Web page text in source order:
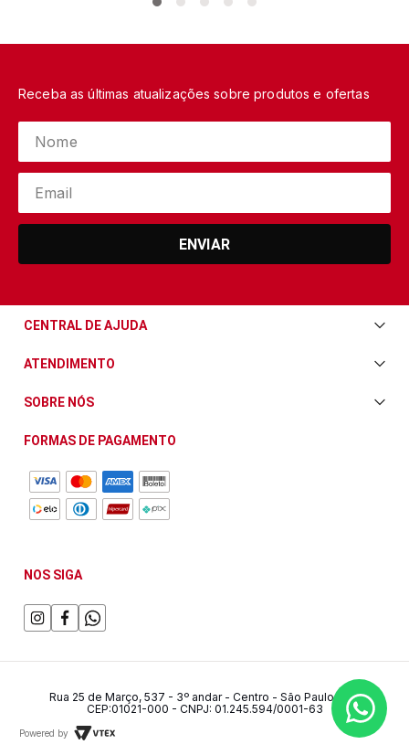
Receba as últimas atualizações sobre produtos e ofertas
ENVIAR
CENTRAL DE AJUDA
Trocas e Devoluções
Fale Conosco
ATENDIMENTO
Televendas/WhatsApp: (11) 3228-5611
Segunda a Sexta das 08:00 às 17:30
Sábado das 08:00 às 15:00
SOBRE NÓS
Política de Privacidade
NOS SIGA
FORMAS DE PAGAMENTO
Rua 25 de Março, 537 - 3º andar - Centro - São Paulo/SP -
CEP:01021-000 - CNPJ: 01.245.594/0001-63
Powered by